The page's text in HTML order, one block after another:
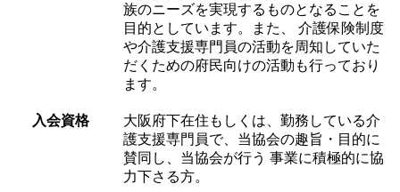
族のニーズを実現するものとなることを
目的としています。また、 介護保険制度
や介護支援専門員の活動を周知していた
だくための府民向けの活動も行っており
ます。
入会資格
大阪府下在住もしくは、勤務している介
護支援専門員で、当協会の趣旨・目的に
賛同し、当協会が行う 事業に積極的に協
力下さる方。